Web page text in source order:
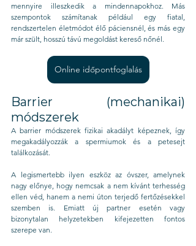
mennyire illeszkedik a mindennapokhoz. Más
szempontok számítanak például egy fiatal,
rendszertelen életmódot élő páciensnél, és más egy
már szült, hosszú távú megoldást kereső nőnél.
Online időpontfoglalás
Barrier (mechanikai)
módszerek
A barrier módszerek fizikai akadályt képeznek, így
megakadályozzák a spermiumok és a petesejt
találkozását.
A legismertebb ilyen eszköz az óvszer, amelynek
nagy előnye, hogy nemcsak a nem kívánt terhesség
ellen véd, hanem a nemi úton terjedő fertőzésekkel
szemben is. Emiatt új partner esetén vagy
bizonytalan helyzetekben kifejezetten fontos
szerepe van.